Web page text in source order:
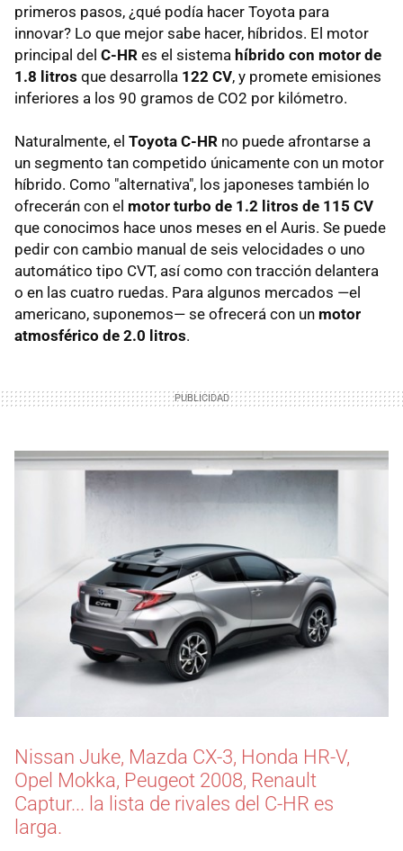
primeros pasos, ¿qué podía hacer Toyota para
innovar? Lo que mejor sabe hacer, híbridos. El motor
principal del C-HR es el sistema híbrido con motor de
1.8 litros que desarrolla 122 CV, y promete emisiones
inferiores a los 90 gramos de CO2 por kilómetro.
Naturalmente, el Toyota C-HR no puede afrontarse a
un segmento tan competido únicamente con un motor
híbrido. Como "alternativa", los japoneses también lo
ofrecerán con el motor turbo de 1.2 litros de 115 CV
que conocimos hace unos meses en el Auris. Se puede
pedir con cambio manual de seis velocidades o uno
automático tipo CVT, así como con tracción delantera
o en las cuatro ruedas. Para algunos mercados —el
americano, suponemos— se ofrecerá con un motor
atmosférico de 2.0 litros.
Nissan Juke, Mazda CX-3, Honda HR-V,
Opel Mokka, Peugeot 2008, Renault
Captur... la lista de rivales del C-HR es
larga.